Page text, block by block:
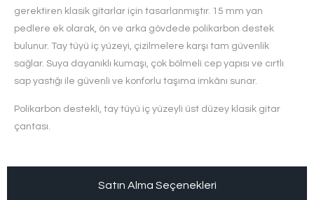
gerektiren klasik gitarlar için tasarlanmıştır. 15 mm yan
pedlere ek olarak, ön ve arka gövdede polikarbon destek
bulunur. Tay tüyü iç yüzeyi, çizilmelere karşı tam güvenlik
sağlar. Suya dayanıklı kumaşı, çok bölmeli cep yapısı ve cırtlı
sap yastığı ile güvenli ve konforlu taşıma imkânı sunar.
Polikarbon destekli, tay tüyü iç yüzeyli üst düzey klasik gitar
çantası.
Satın Alma Seçenekleri